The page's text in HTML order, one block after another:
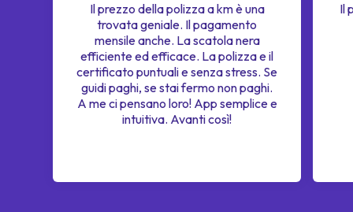
Il prezzo della polizza a km è una
trovata geniale. Il pagamento
mensile anche. La scatola nera
efficiente ed efficace. La polizza e il
certificato puntuali e senza stress. Se
guidi paghi, se stai fermo non paghi.
A me ci pensano loro! App semplice e
intuitiva. Avanti così!
Il